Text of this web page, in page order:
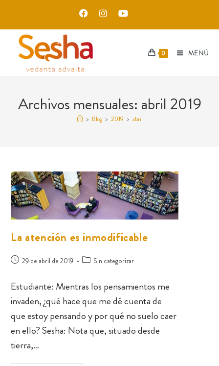
0 MENÚ
Archivos mensuales: abril 2019
> Blog > 2019 > abril
La atención es inmodificable
29 de abril de 2019 Sin categorizar
Estudiante: Mientras los pensamientos me
invaden, ¿qué hace que me dé cuenta de
que estoy pensando y por qué no suelo caer
en ello? Sesha: Nota que, situado desde
tierra,…